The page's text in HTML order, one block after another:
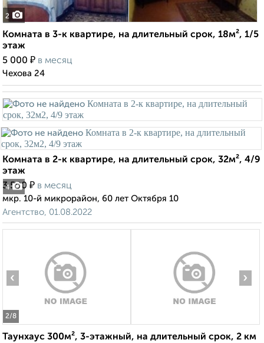
2
Комната в 3-к квартире, на длительный срок, 18м², 1/5
этаж
5 000 ₽ в месяц
Чехова 24
4
Комната в 2-к квартире, на длительный срок, 32м², 4/9
этаж
3 500 ₽ в месяц
мкр. 10-й микрорайон, 60 лет Октября 10
Агентство, 01.08.2022
2/8
‹ ›
Таунхаус 300м², 3-этажный, на длительный срок, 2 км